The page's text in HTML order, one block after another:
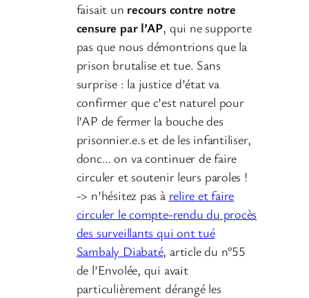
faisait un recours contre notre
censure par l’AP, qui ne supporte
pas que nous démontrions que la
prison brutalise et tue. Sans
surprise : la justice d’état va
confirmer que c’est naturel pour
l’AP de fermer la bouche des
prisonnier.e.s et de les infantiliser,
donc… on va continuer de faire
circuler et soutenir leurs paroles !
-> n’hésitez pas à relire et faire
circuler le compte-rendu du procès
des surveillants qui ont tué
Sambaly Diabaté, article du n°55
de l’Envolée, qui avait
particulièrement dérangé les